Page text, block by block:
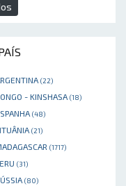
(22)
- KINSHASA (18)
(48)
(21)
(1717)
(31)
(80)